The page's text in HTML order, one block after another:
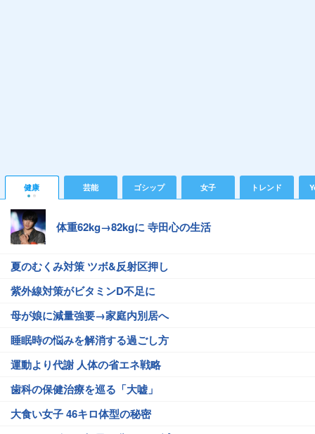
健康 芸能 ゴシップ 女子 トレンド
体重62kg→82kgに 寺田心の生活
夏のむくみ対策 ツボ&反射区押し
紫外線対策がビタミンD不足に
母が娘に減量強要→家庭内別居へ
睡眠時の悩みを解消する過ごし方
運動より代謝 人体の省エネ戦略
歯科の保健治療を巡る「大嘘」
大食い女子 46キロ体型の秘密